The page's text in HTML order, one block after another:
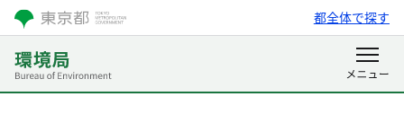
都全体で探す